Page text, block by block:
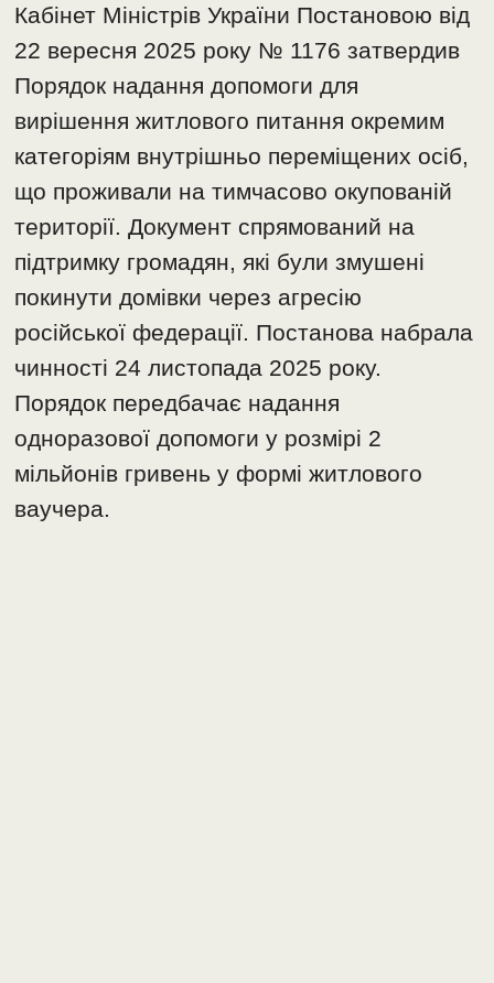
Кабінет Міністрів України Постановою від
22 вересня 2025 року № 1176 затвердив
Порядок надання допомоги для
вирішення житлового питання окремим
категоріям внутрішньо переміщених осіб,
що проживали на тимчасово окупованій
території. Документ спрямований на
підтримку громадян, які були змушені
покинути домівки через агресію
російської федерації. Постанова набрала
чинності 24 листопада 2025 року.
Порядок передбачає надання
одноразової допомоги у розмірі 2
мільйонів гривень у формі житлового
ваучера.